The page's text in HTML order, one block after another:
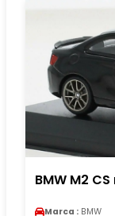
BMW M2
Marca : BMW